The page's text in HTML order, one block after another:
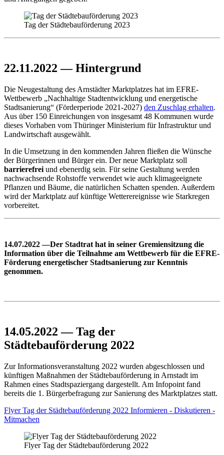
Tag der Städtebauförderung 2023
22.11.2022 — Hintergrund
Die Neugestaltung des Arnstädter Marktplatzes hat im EFRE-
Wettbewerb „Nachhaltige Stadtentwicklung und energetische
Stadtsanierung“ (Förderperiode 2021-2027) den Zuschlag erhalten.
Aus über 150 Einreichungen von insgesamt 48 Kommunen wurde
dieses Vorhaben vom Thüringer Ministerium für Infrastruktur und
Landwirtschaft ausgewählt.
In die Umsetzung in den kommenden Jahren fließen die Wünsche
der Bürgerinnen und Bürger ein. Der neue Marktplatz soll
barrierefrei und ebenerdig sein. Für seine Gestaltung werden
nachwachsende Rohstoffe verwendet wie auch klimageeignete
Pflanzen und Bäume, die natürlichen Schatten spenden. Außerdem
wird der Marktplatz auf künftige Wetterereignisse wie Starkregen
vorbereitet.
14.07.2022 —Der Stadtrat hat in seiner Gremiensitzung die
Information über die Teilnahme am Wettbewerb für die EFRE-
Förderung energetischer Stadtsanierung zur Kenntnis
genommen.
14.05.2022 — Tag der
Städtebauförderung 2022
Zur Informationsveranstaltung 2022 wurden abgeschlossen und
künftigen Maßnahmen der Städtebauförderung in Arnstadt im
Rahmen eines Stadtspaziergang dargestellt. Am Infopoint fand
bereits die 1. Bürgerbefragung zur Sanierung des Marktplatzes statt.
Flyer Tag der Städtebauförderung 2022 Informieren - Diskutieren -
Mitmachen
Flyer Tag der Städtebauförderung 2022